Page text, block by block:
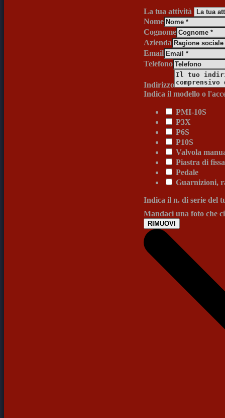
La tua attività
Nome
Cognome
Azienda
Email
Telefono
Indirizzo
Indica il modello o
PMI-10S
P3X
P6S
P10S
Valvola
Piastra di
Pedale
Guarnizioni,
Indica il n. di serie del
Mandaci una foto che
RIMUOVI